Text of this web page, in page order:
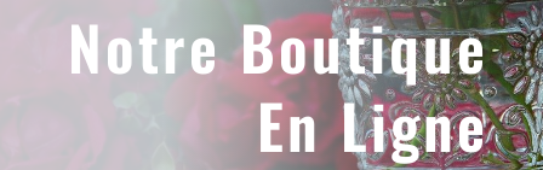
Notre Boutique
En Ligne